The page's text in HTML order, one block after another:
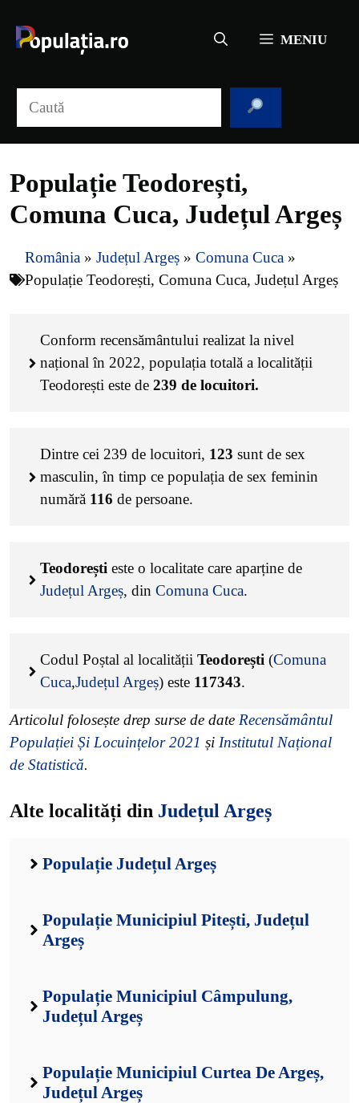
conținut
MENIU
Populație Teodorești,
Comuna Cuca, Județul Argeș
România » Județul Argeș » Comuna Cuca »
Populație Teodorești, Comuna Cuca, Județul Argeș
Conform recensământului realizat la nivel
național în 2022, populația totală a localității
Teodorești este de 239 de locuitori.
Dintre cei 239 de locuitori, 123 sunt de sex
masculin, în timp ce populația de sex feminin
numără 116 de persoane.
Teodorești este o localitate care aparține de
Județul Argeș, din Comuna Cuca.
Codul Poștal al localității Teodorești (Comuna
Cuca,Județul Argeș) este 117343.
Articolul folosește drep surse de date Recensământul
Populației Și Locuințelor 2021 și Institutul Național
de Statistică.
Alte localități din Județul Argeș
Populație Județul Argeș
Populație Municipiul Pitești, Județul
Argeș
Populație Municipiul Câmpulung,
Județul Argeș
Populație Municipiul Curtea De Argeș,
Județul Argeș